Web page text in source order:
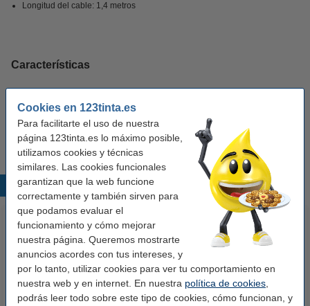
Cookies en 123tinta.es
Para facilitarte el uso de nuestra
página 123tinta.es lo máximo posible,
utilizamos cookies y técnicas
similares. Las cookies funcionales
garantizan que la web funcione
correctamente y también sirven para
que podamos evaluar el
funcionamiento y cómo mejorar
nuestra página. Queremos mostrarte
anuncios acordes con tus intereses, y
por lo tanto, utilizar cookies para ver tu comportamiento en
nuestra web y en internet. En nuestra política de cookies
podrás leer todo sobre este tipo de cookies, cómo funcionan, y
Longitud del cable: 1,4 metros
Características
Cantidad: 1
Productos destacados